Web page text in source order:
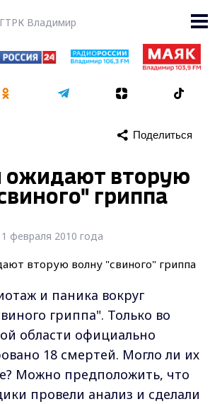
ГТРК Владимир
Поделиться
ожидают вторую
гриппа
февраля 2010 года
и паника вокруг
гриппа". Только во
области официально
18 смертей. Могло ли их
Можно предположить, что
провели анализ и сделали